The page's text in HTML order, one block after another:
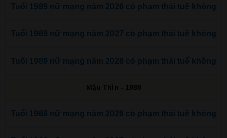
Tuổi 1989 nữ mạng năm 2026 có phạm thái tuế không
Tuổi 1989 nữ mạng năm 2027 có phạm thái tuế không
Tuổi 1989 nữ mạng năm 2028 có phạm thái tuế không
Mậu Thìn - 1988
Tuổi 1988 nữ mạng năm 2026 có phạm thái tuế không